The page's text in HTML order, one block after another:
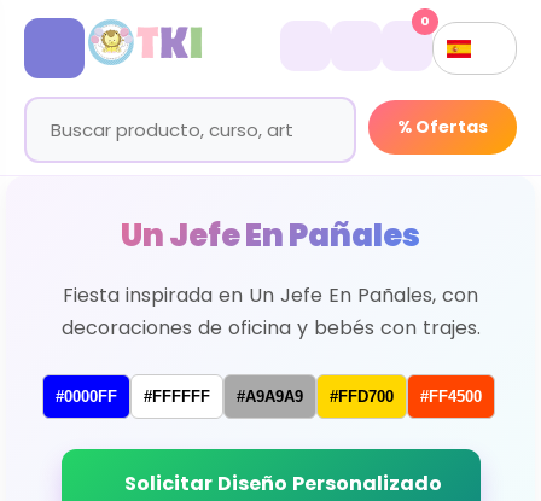
% Ofertas
0
Un Jefe En Pañales
Fiesta inspirada en Un Jefe En Pañales, con
decoraciones de oficina y bebés con trajes.
#0000FF #FFFFFF #A9A9A9 #FFD700 #FF4500
Solicitar Diseño Personalizado